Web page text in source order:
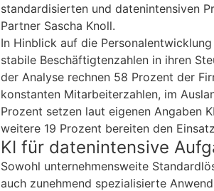
standardisierten und datenintensiven
Partner Sascha Knoll.
In Hinblick auf die
stabile Beschäftigtenzahlen in ihren
der Analyse rechnen 58 Prozent der
konstanten Mitarbeiterzahlen, im
Prozent setzen laut eigenen Angaben
weitere 19 Prozent bereiten den
KI für datenintensive
Sowohl unternehmensweite
auch zunehmend spezialisierte